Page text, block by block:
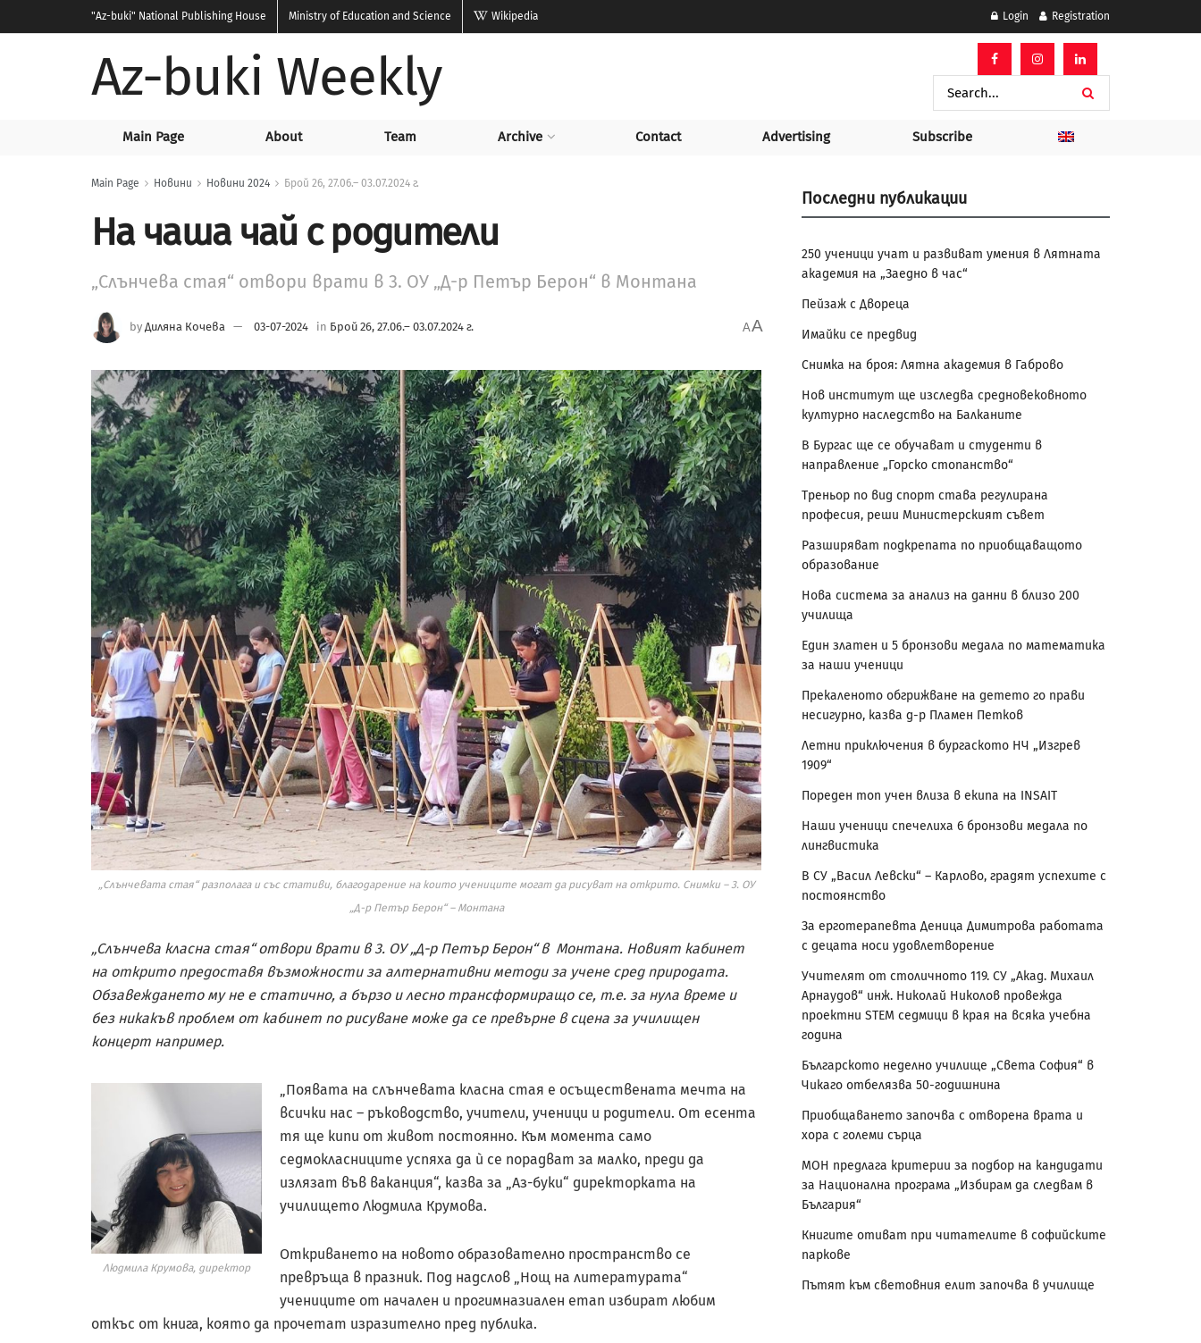
"Az-buki" National Publishing House Ministry of Education and Science Wikipedia Login Registration
Az-buki Weekly
Main Page About Team Archive Contact Advertising Subscribe
Main Page Новини Новини 2024 Брой 26, 27.06.– 03.07.2024 г.
На чаша чай с родители
„Слънчева стая“ отвори врати в 3. ОУ „Д-р Петър Берон“ в Монтана
by Диляна Кочева 03-07-2024 in Брой 26, 27.06.– 03.07.2024 г. AA
„Слънчевата стая“ разполага и със стативи, благодарение на които учениците могат да рисуват на открито. Снимки – 3. ОУ
„Д-р Петър Берон“ – Монтана
„Слънчева класна стая“ отвори врати в 3. ОУ „Д-р Петър Берон“ в Монтана. Новият кабинет
на открито предоставя възможности за алтернативни методи за учене сред природата.
Обзавеждането му не е статично, а бързо и лесно трансформиращо се, т.е. за нула време и
без никакъв проблем от кабинет по рисуване може да се превърне в сцена за училищен
концерт например.
Людмила Крумова, директор
„Появата на слънчевата класна стая е осъществената мечта на
всички нас – ръководство, учители, ученици и родители. От есента
тя ще кипи от живот постоянно. Към момента само
седмокласниците успяха да ѝ се порадват за малко, преди да
излязат във ваканция“, казва за „Аз-буки“ директорката на
училището Людмила Крумова.
Откриването на новото образователно пространство се
превръща в празник. Под надслов „Нощ на литературата“
учениците от начален и прогимназиален етап избират любим
откъс от книга, която да прочетат изразително пред публика.
Последни публикации
250 ученици учат и развиват умения в Лятната
академия на „Заедно в час“
Пейзаж с Двореца
Имайки се предвид
Снимка на броя: Лятна академия в Габрово
Нов институт ще изследва средновековното
културно наследство на Балканите
В Бургас ще се обучават и студенти в
направление „Горско стопанство“
Треньор по вид спорт става регулирана
професия, реши Министерският съвет
Разширяват подкрепата по приобщаващото
образование
Нова система за анализ на данни в близо 200
училища
Един златен и 5 бронзови медала по математика
за наши ученици
Прекаленото обгрижване на детето го прави
несигурно, казва д-р Пламен Петков
Летни приключения в бургаското НЧ „Изгрев
1909“
Пореден топ учен влиза в екипа на INSAIT
Наши ученици спечелиха 6 бронзови медала по
лингвистика
В СУ „Васил Левски“ – Карлово, градят успехите с
постоянство
За ерготерапевта Деница Димитрова работата
с децата носи удовлетворение
Учителят от столичното 119. СУ „Акад. Михаил
Арнаудов“ инж. Николай Николов провежда
проектни STEM седмици в края на всяка учебна
година
Българското неделно училище „Света София“ в
Чикаго отбелязва 50-годишнина
Приобщаването започва с отворена врата и
хора с големи сърца
МОН предлага критерии за подбор на кандидати
за Национална програма „Избирам да следвам в
България“
Книгите отиват при читателите в софийските
паркове
Пътят към световния елит започва в училище